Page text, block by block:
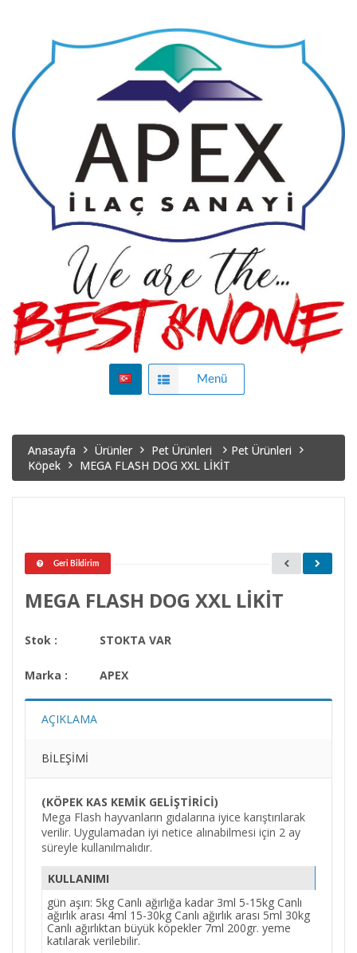
Menü
Anasayfa Ürünler Pet Ürünleri
Pet Ürünleri
Köpek
MEGA FLASH DOG XXL LİKİT
Geri Bildirim
MEGA FLASH DOG XXL LİKİT
Stok : STOKTA VAR
Marka : APEX
AÇIKLAMA
BILEŞIMI
(KÖPEK KAS KEMİK GELİŞTİRİCİ)
Mega Flash hayvanların gıdalarına iyice karıştırılarak
verilir. Uygulamadan iyi netice alınabilmesi için 2 ay
süreyle kullanılmalıdır.
KULLANIMI
gün aşırı: 5kg Canlı ağırlığa kadar 3ml 5-15kg Canlı
ağırlık arası 4ml 15-30kg Canlı ağırlık arası 5ml 30kg
Canlı ağırlıktan büyük köpekler 7ml 200gr. yeme
katılarak verilebilir.